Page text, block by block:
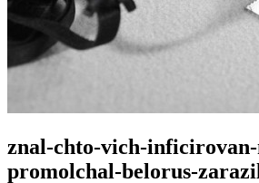
znal-chto-vich-
promolchal-belorus-